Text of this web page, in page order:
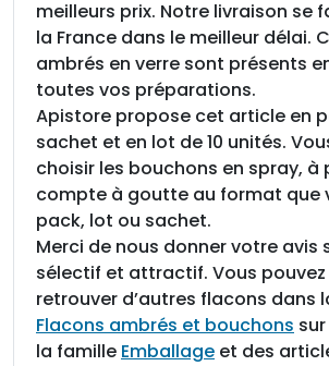
meilleurs prix. Notre livraison se
la France dans le meilleur délai.
ambrés en verre sont présents
toutes vos préparations.
Apistore propose cet article en
sachet et en lot de 10 unités.
choisir les bouchons en spray, à
compte à goutte au format que
pack, lot ou sachet.
Merci de nous donner votre avis
sélectif et attractif. Vous pouvez
retrouver d’autres flacons dans
Flacons ambrés et bouchons
la famille Emballage et des